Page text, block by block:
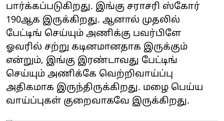
பார்க்கப்படுகிறது. இங்கு சராசரி ஸ்கோர்
190ஆக இருக்கிறது. ஆனால் முதலில்
பேட்டிங் செய்யும் அணிக்கு பவர்பிளே
ஓவரில் சற்று கடினமானதாக இருக்கும்
என்றும், இங்கு இரண்டாவது பேட்டிங்
செய்யும் அணிக்கே வெற்றிவாய்ப்பு
அதிகமாக இருந்திருக்கிறது. மழை பெய்ய
வாய்ப்புகள் குறைவாகவே இருக்கிறது.